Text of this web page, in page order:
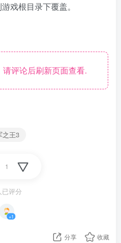
戏根目录下覆盖。
评论后刷新页面查看.
之王3
1
已评分
+1
分享 收藏